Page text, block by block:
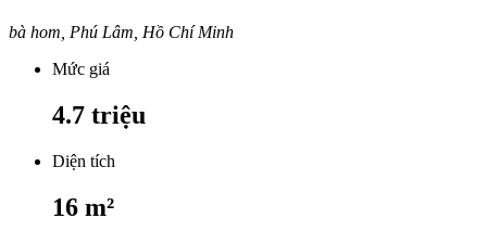
bà hom, Phú Lâm, Hồ Chí Minh
Mức giá
4.7 triệu
Diện tích
16 m²